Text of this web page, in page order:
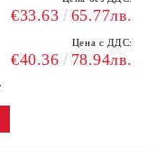
€33.63 65.77лв.
Цена с ДДС:
€40.36 78.94лв.